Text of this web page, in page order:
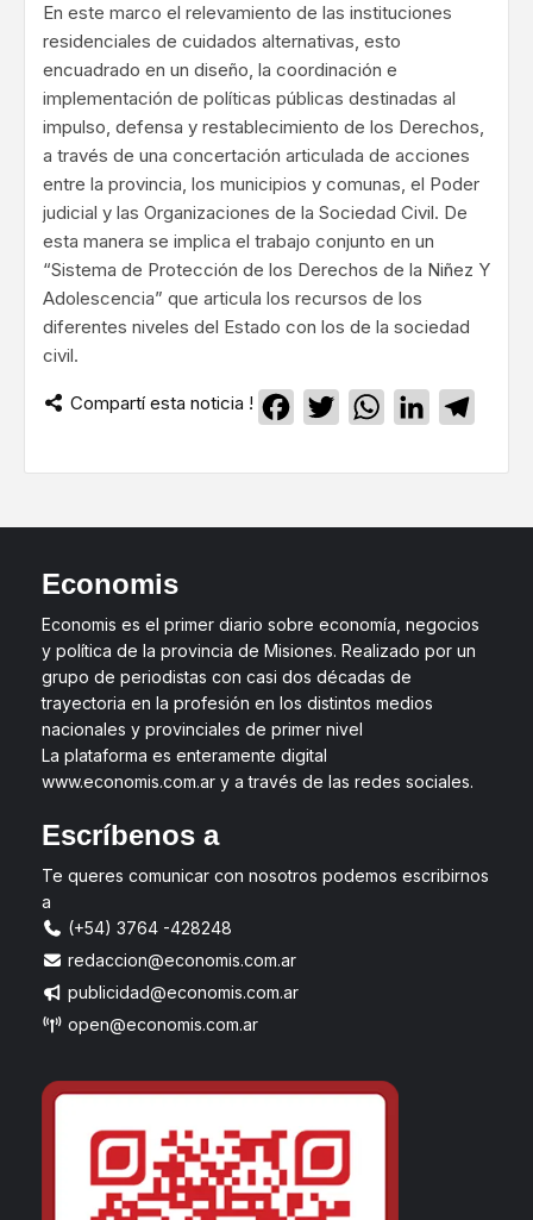
En este marco el relevamiento de las instituciones
residenciales de cuidados alternativas, esto
encuadrado en un diseño, la coordinación e
implementación de políticas públicas destinadas al
impulso, defensa y restablecimiento de los Derechos,
a través de una concertación articulada de acciones
entre la provincia, los municipios y comunas, el Poder
judicial y las Organizaciones de la Sociedad Civil. De
esta manera se implica el trabajo conjunto en un
“Sistema de Protección de los Derechos de la Niñez Y
Adolescencia” que articula los recursos de los
diferentes niveles del Estado con los de la sociedad
civil.
Compartí esta noticia ! Facebook
TwitterWhatsApp
LinkedIn
Economis
Economis es el primer diario sobre economía, negocios
y política de la provincia de Misiones. Realizado por un
grupo de periodistas con casi dos décadas de
trayectoria en la profesión en los distintos medios
nacionales y provinciales de primer nivel
La plataforma es enteramente digital
www.economis.com.ar y a través de las redes sociales.
Escríbenos a
Te queres comunicar con nosotros podemos escribirnos
a
(+54) 3764 -428248
redaccion@economis.com.ar
publicidad@economis.com.ar
open@economis.com.ar